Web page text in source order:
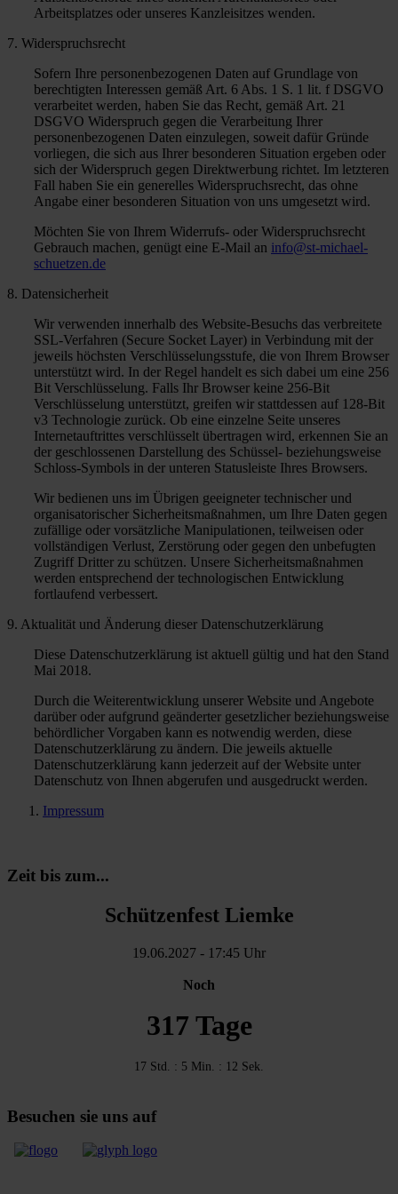
Arbeitsplatzes oder unseres Kanzleisitzes wenden.
7. Widerspruchsrecht
Sofern Ihre personenbezogenen Daten auf Grundlage von
berechtigten Interessen gemäß Art. 6 Abs. 1 S. 1 lit. f DSGVO
verarbeitet werden, haben Sie das Recht, gemäß Art. 21
DSGVO Widerspruch gegen die Verarbeitung Ihrer
personenbezogenen Daten einzulegen, soweit dafür Gründe
vorliegen, die sich aus Ihrer besonderen Situation ergeben oder
sich der Widerspruch gegen Direktwerbung richtet. Im letzteren
Fall haben Sie ein generelles Widerspruchsrecht, das ohne
Angabe einer besonderen Situation von uns umgesetzt wird.
Möchten Sie von Ihrem Widerrufs- oder Widerspruchsrecht
Gebrauch machen, genügt eine E-Mail an info@st-michael-
schuetzen.de
8. Datensicherheit
Wir verwenden innerhalb des Website-Besuchs das verbreitete
SSL-Verfahren (Secure Socket Layer) in Verbindung mit der
jeweils höchsten Verschlüsselungsstufe, die von Ihrem Browser
unterstützt wird. In der Regel handelt es sich dabei um eine 256
Bit Verschlüsselung. Falls Ihr Browser keine 256-Bit
Verschlüsselung unterstützt, greifen wir stattdessen auf 128-Bit
v3 Technologie zurück. Ob eine einzelne Seite unseres
Internetauftrittes verschlüsselt übertragen wird, erkennen Sie an
der geschlossenen Darstellung des Schüssel- beziehungsweise
Schloss-Symbols in der unteren Statusleiste Ihres Browsers.
Wir bedienen uns im Übrigen geeigneter technischer und
organisatorischer Sicherheitsmaßnahmen, um Ihre Daten gegen
zufällige oder vorsätzliche Manipulationen, teilweisen oder
vollständigen Verlust, Zerstörung oder gegen den unbefugten
Zugriff Dritter zu schützen. Unsere Sicherheitsmaßnahmen
werden entsprechend der technologischen Entwicklung
fortlaufend verbessert.
9. Aktualität und Änderung dieser Datenschutzerklärung
Diese Datenschutzerklärung ist aktuell gültig und hat den Stand
Mai 2018.
Durch die Weiterentwicklung unserer Website und Angebote
darüber oder aufgrund geänderter gesetzlicher beziehungsweise
behördlicher Vorgaben kann es notwendig werden, diese
Datenschutzerklärung zu ändern. Die jeweils aktuelle
Datenschutzerklärung kann jederzeit auf der Website unter
Datenschutz von Ihnen abgerufen und ausgedruckt werden.
Impressum
Zeit bis zum...
Schützenfest Liemke
19.06.2027 - 17:45 Uhr
Noch
317 Tage
17 Std. : 5 Min. : 11 Sek.
Besuchen sie uns auf